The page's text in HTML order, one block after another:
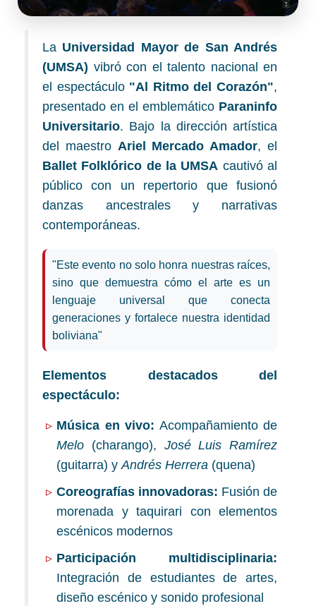
La Universidad Mayor de San Andrés
(UMSA) vibró con el talento nacional en
el espectáculo "Al Ritmo del Corazón",
presentado en el emblemático Paraninfo
Universitario. Bajo la dirección artística
del maestro Ariel Mercado Amador, el
Ballet Folklórico de la UMSA cautivó al
público con un repertorio que fusionó
danzas ancestrales y narrativas
contemporáneas.
"Este evento no solo honra nuestras raíces,
sino que demuestra cómo el arte es un
lenguaje universal que conecta
generaciones y fortalece nuestra identidad
boliviana"
Elementos destacados del
espectáculo:
Música en vivo: Acompañamiento de
Melo (charango), José Luis Ramírez
(guitarra) yAndrés Herrera (quena)
Coreografías innovadoras: Fusión de
morenada y taquirari con elementos
escénicos modernos
Participación multidisciplinaria:
Integración de estudiantes de artes,
diseño escénico y sonido profesional